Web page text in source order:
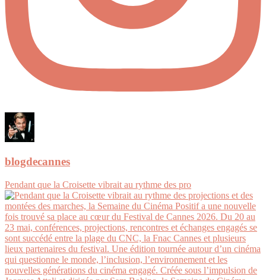
blogdecannes
Pendant que la Croisette vibrait au rythme des pro